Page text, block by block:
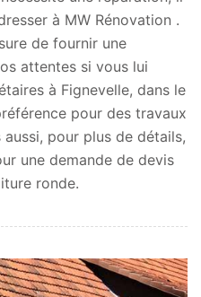
à MW Rénovation .
de fournir une
attentes si vous lui
à Fignevelle, dans le
pour des travaux
pour plus de détails,
une demande de devis
ronde.